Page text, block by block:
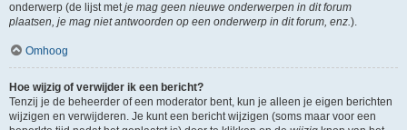
onderwerp (de lijst metje mag geen nieuwe onderwerpen in dit forum
plaatsen, je mag niet antwoorden op een onderwerp in dit forum, enz.).
Omhoog
Hoe wijzig of verwijder ik een bericht?
Tenzij je de beheerder of een moderator bent, kun je alleen je eigen berichten
wijzigen en verwijderen. Je kunt een bericht wijzigen (soms maar voor een